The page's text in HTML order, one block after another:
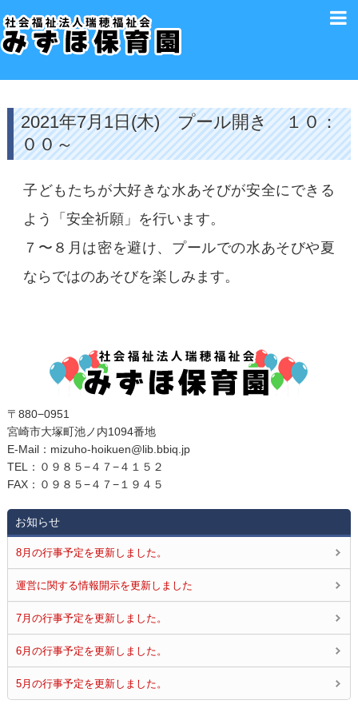
2021年7月1日(木) プール開き １０：
００～
子どもたちが大好きな水あそびが安全にできる
よう「安全祈願」を行います。
７〜８月は密を避け、プールでの水あそびや夏
ならではのあそびを楽しみます。
〒880−0951
宮崎市大塚町池ノ内1094番地
E‐Mail：mizuho-hoikuen@lib.bbiq.jp
TEL：０９８５−４７−４１５２
FAX：０９８５−４７−１９４５
お知らせ
8月の行事予定を更新しました。
運営に関する情報開示を更新しました
7月の行事予定を更新しました。
6月の行事予定を更新しました。
5月の行事予定を更新しました。